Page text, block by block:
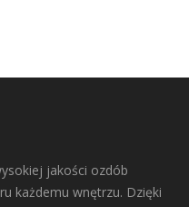
jakości ozdób
każdemu wnętrzu. Dzięki